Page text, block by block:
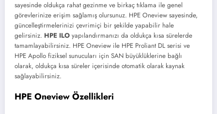
sayesinde oldukça rahat gezinme ve birkaç tıklama ile genel
görevlerinize erişim sağlamış olursunuz. HPE Oneview sayesinde,
güncelleştirmelerinizi çevrimiçi bir şekilde yapabilir hale
gelirsiniz. HPE ILO yapılandırmanızı da oldukça kısa sürelerde
tamamlayabilirsiniz. HPE Oneview ile HPE Proliant DL serisi ve
HPE Apollo fiziksel sunucuları için SAN büyüklüklerine bağlı
olarak, oldukça kısa süreler içerisinde otomatik olarak kaynak
sağlayabilirsiniz.
HPE Oneview Özellikleri